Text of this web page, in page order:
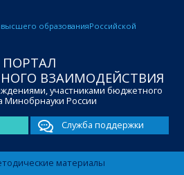
высшего образованияРоссийской
ПОРТАЛ
ВЗАИМОДЕЙСТВИЯ
участниками бюджетного
Минобрнауки России
Служба поддержки
материалы